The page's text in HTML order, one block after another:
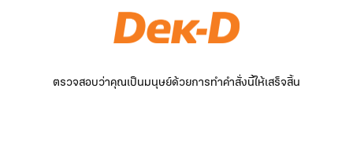
ตรวจสอบว่าคุณเป็นมนุษย์ด้วยการทำคำสั่งนี้ให้เสร็จสิ้น